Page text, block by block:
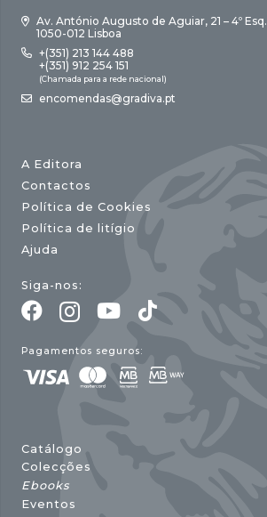
Av. António Augusto de Aguiar, 21 – 4º Esq.
1050-012 Lisboa
+(351) 213 144 488
+(351) 912 254 151
(Chamada para a rede nacional)
encomendas@gradiva.pt
A Editora
Contactos
Política de Cookies
Política de litígio
Ajuda
Siga-nos:
Pagamentos seguros:
Catálogo
Colecções
Ebooks
Eventos